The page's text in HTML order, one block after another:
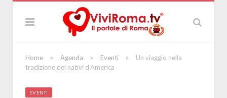
Home » Agenda » Eventi »
Un viaggio nella
tradizione dei nativi d’America
EVENTI